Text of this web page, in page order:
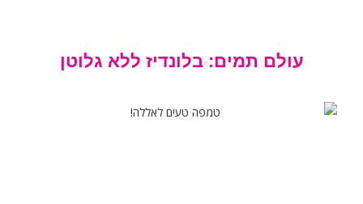
עולם תמים: בלונדיז ללא גלוטן